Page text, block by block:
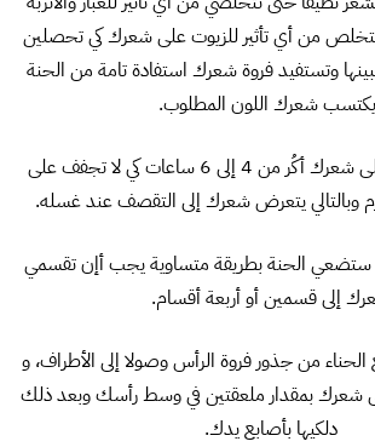
من أي تأثير للزيوت على شعرك كي تحصلين
وتستفيد فروة شعرك استفادة تامة من الحنة
شعرك اللون المطلوب.
لا تدعي الحنة على شعرك أكُر من 4 إلى 6 ساعات كي لا تجفف على
وبالتالي يتعرض شعرك إلى التقصف عند غسله.
الحنة بطريقة متساوية يجب أإن تقسمي
إلى قسمين أو أربعة أقسام.
من جذور فروة الرأس وصولا إلى الأطراف، و
شعرك بمقدار ملعقتين في وسط رأسك وبعد ذلك
دلكيها بأصابع يدك.